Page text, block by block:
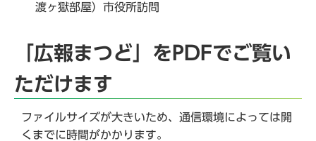
渡ヶ獄部屋）市役所訪問
「広報まつど」をPDFでご覧い
ただけます
ファイルサイズが大きいため、通信環境によっては開
くまでに時間がかかります。